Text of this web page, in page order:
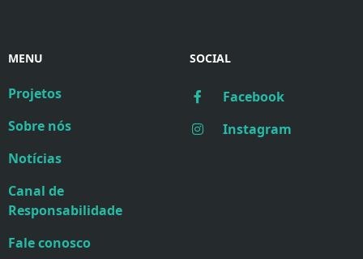
MENU
Projetos
Sobre nós
Notícias
Canal de
Responsabilidade
Fale conosco
SOCIAL
Facebook
Instagram